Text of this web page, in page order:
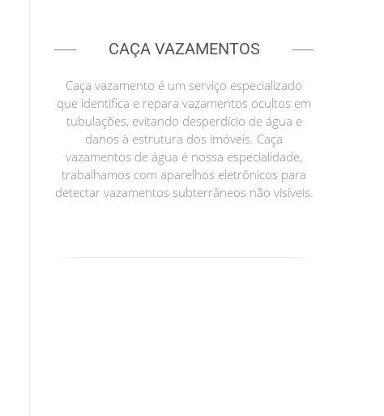
CAÇA VAZAMENTOS
Caça vazamento é um serviço especializado
que identifica e repara vazamentos ocultos em
tubulações, evitando desperdício de água e
danos à estrutura dos imóveis. Caça
vazamentos de água é nossa especialidade,
trabalhamos com aparelhos eletrônicos para
detectar vazamentos subterrâneos não visíveis.